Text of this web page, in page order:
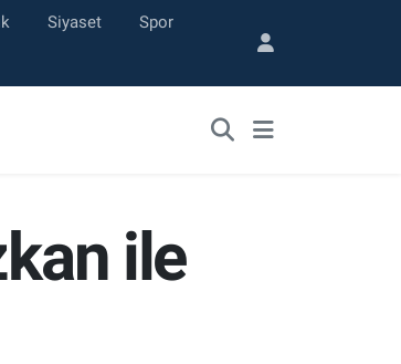
Siyaset Spor
ile